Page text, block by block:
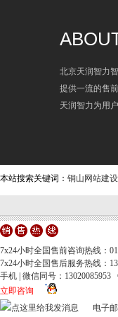
北京天润智力
提供一流的售
天润智力为用
本站搜索关键词： 铜山网站建设
7x24小时全国售前咨询热线：
7x24小时全国售后服务热线：
手机 | 微信同号：13020085953
立即咨询
电子邮